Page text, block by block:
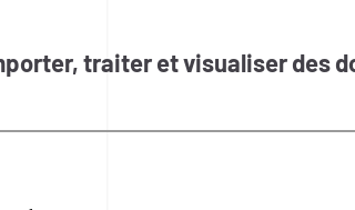
traiter et visualiser des